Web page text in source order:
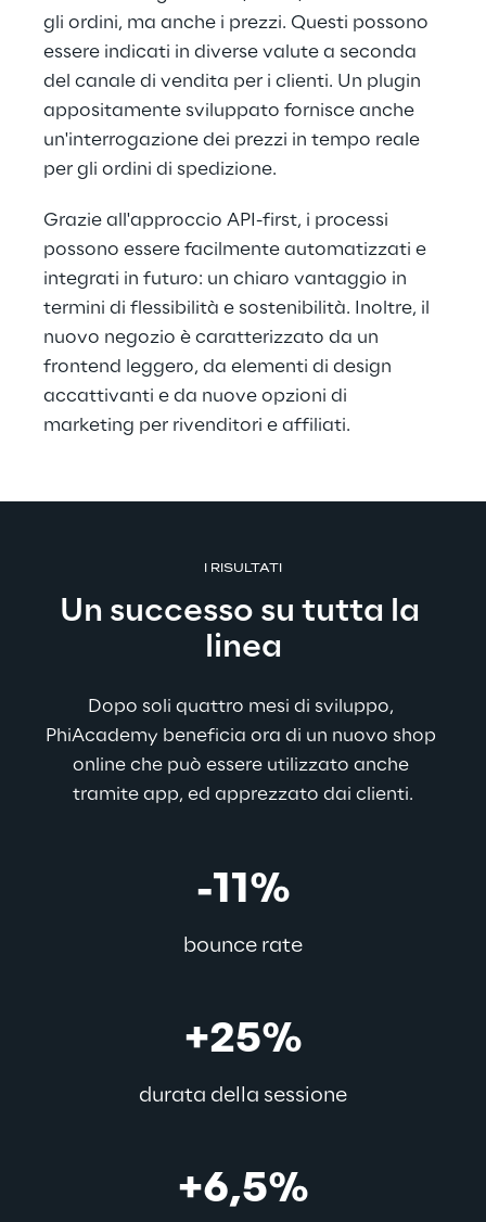
gli ordini, ma anche i prezzi. Questi possono
essere indicati in diverse valute a seconda
del canale di vendita per i clienti. Un plugin
appositamente sviluppato fornisce anche
un'interrogazione dei prezzi in tempo reale
per gli ordini di spedizione.
Grazie all'approccio API-first, i processi
possono essere facilmente automatizzati e
integrati in futuro: un chiaro vantaggio in
termini di flessibilità e sostenibilità. Inoltre, il
nuovo negozio è caratterizzato da un
frontend leggero, da elementi di design
accattivanti e da nuove opzioni di
marketing per rivenditori e affiliati.
I RISULTATI
Un successo su tutta la
linea
Dopo soli quattro mesi di sviluppo,
PhiAcademy beneficia ora di un nuovo shop
online che può essere utilizzato anche
tramite app, ed apprezzato dai clienti.
-11%
bounce rate
+25%
durata della sessione
+6,5%